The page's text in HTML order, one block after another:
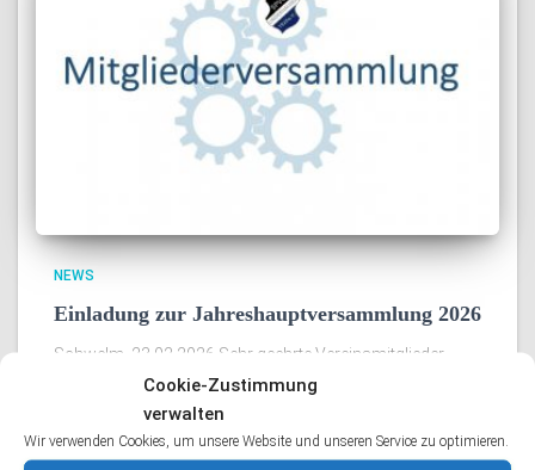
Cookie-Zustimmung
verwalten
Wir verwenden Cookies, um unsere Website und unseren Service zu optimieren.
NEWS
Einladung zur Jahreshauptversammlung 2026
Schwelm, 23.02.2026 Sehr geehrte Vereinsmitglieder,
hiermit laden wir zur Jahreshauptversammlung der
Spielvereinigung Linderhausen amMiiwoch, den
24.03.2026 im Vereinsheim an der Rennbahn ein.Die
Sitzung beginnt um 20:00 Uhr. Tagesordnung 1)